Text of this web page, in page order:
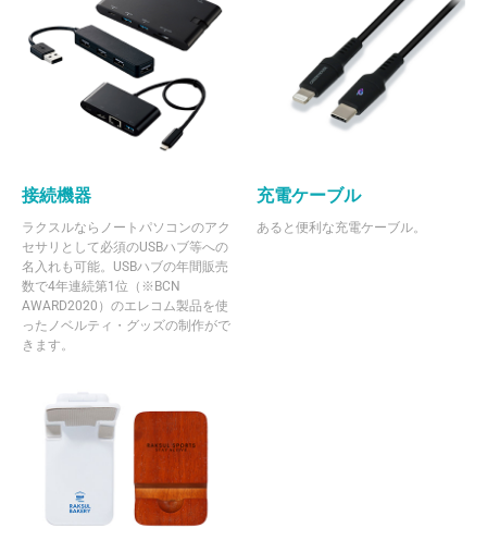
接続機器
ラクスルならノートパソコンのアク
セサリとして必須のUSBハブ等への
名入れも可能。USBハブの年間販売
数で4年連続第1位（※BCN
AWARD2020）のエレコム製品を使
ったノベルティ・グッズの制作がで
きます。
充電ケーブル
あると便利な充電ケーブル。